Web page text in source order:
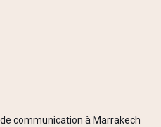
communication à Marrakech